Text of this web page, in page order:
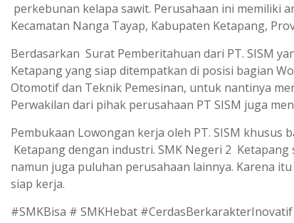
perkebunan kelapa sawit. Perusahaan ini memiliki
Kecamatan Nanga Tayap, Kabupaten Ketapang,
Berdasarkan Surat Pemberitahuan dari PT. SISM
Ketapang yang siap ditempatkan di posisi bagian
Otomotif dan Teknik Pemesinan, untuk nantinya
Perwakilan dari pihak perusahaan PT SISM juga
Pembukaan Lowongan kerja oleh PT. SISM
Ketapang dengan industri. SMK Negeri 2
namun juga puluhan perusahaan lainnya. Karena
siap kerja.
#SMKBisa # SMKHebat